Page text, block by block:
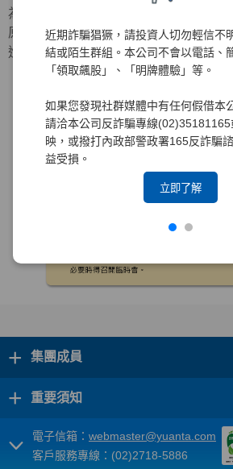
近期詐騙猖獗，請投資人切勿輕信不
結或陌生群組。本公司不會以電話、
「領取飆股」、「明牌體驗」等。
如果您發現社群媒體中有任何假借本
請洽本公司反詐騙專線(02)35181165
映，或撥打內政部警政署165反詐騙
益受損。
立即了解
為持續增進公平待客原則之推行，元大
原則推行委員會，負責公平待客相關事
進計畫之推動。
+ 集團成員
+ 重要須知
電子信箱： webmaster@yuanta.com
客戶服務專線：(02)2718-5886